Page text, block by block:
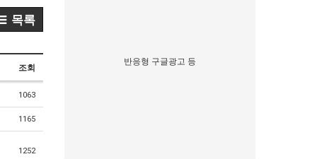
목록
조회
1063
1165
1252
반응형 구글광고 등